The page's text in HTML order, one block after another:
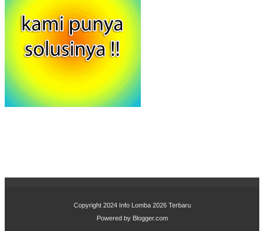
Copyright 2024 Info Lomba 2026 Terbaru
Powered by Blogger.com